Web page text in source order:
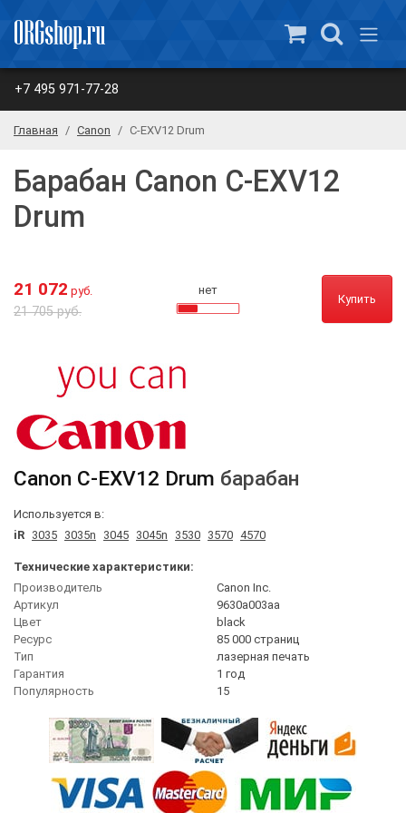
+7 495 971-77-28
Главная Canon C-EXV12 Drum
Барабан Canon C-EXV12
Drum
21 072 руб.
21 705 руб.
нет
Купить
Canon C-EXV12 Drum барабан
Используется в:
iR 3035 3035n 3045 3045n 3530 3570 4570
Технические характеристики:
Производитель
Canon Inc.
Артикул
9630a003aa
Цвет
black
Ресурс
85 000 страниц
Тип
лазерная печать
Гарантия
1 год
Популярность
15